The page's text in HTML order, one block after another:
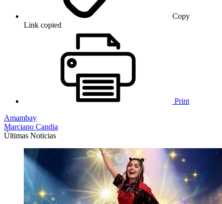
Copy
Link copied
Print
Amambay
Marciano Candia
Últimas Noticias